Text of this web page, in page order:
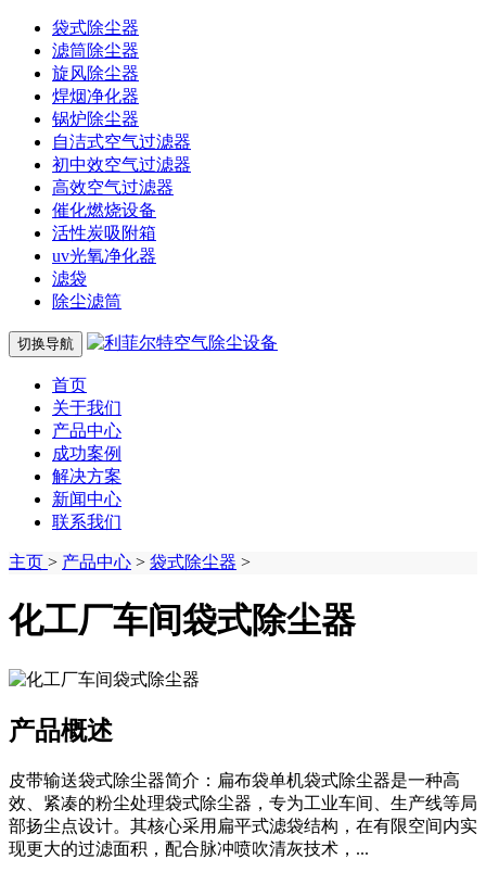
袋式除尘器
滤筒除尘器
旋风除尘器
焊烟净化器
锅炉除尘器
自洁式空气过滤器
初中效空气过滤器
高效空气过滤器
催化燃烧设备
活性炭吸附箱
uv光氧净化器
滤袋
除尘滤筒
切换导航
首页
关于我们
产品中心
成功案例
解决方案
新闻中心
联系我们
主页 > 产品中心 > 袋式除尘器 >
化工厂车间袋式除尘器
产品概述
皮带输送袋式除尘器简介：扁布袋单机袋式除尘器是一种高
效、紧凑的粉尘处理袋式除尘器，专为工业车间、生产线等局
部扬尘点设计。其核心采用扁平式滤袋结构，在有限空间内实
现更大的过滤面积，配合脉冲喷吹清灰技术，...